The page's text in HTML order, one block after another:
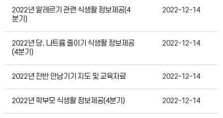
2022년 알레르기 관련 식생활 정보제공(4
분기)
2022-12-14
2022년 당, 나트륨 줄이기 식생활 정보제공
(4분기)
2022-12-14
2022년 잔반 안남기기 지도 및 교육자료 2022-12-14
2022년 학부모 식생활 정보제공(4분기) 2022-12-14